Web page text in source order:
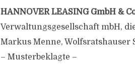
HANNOVER LEASING GmbH &
Verwaltungsgesellschaft mbH,
Markus Menne, Wolfsratshauser
– Musterbeklagte –